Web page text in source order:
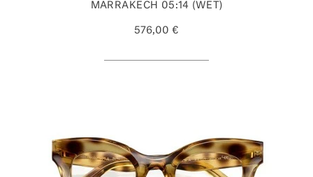
MARRAKECH 05:14 (WET)
576,00 €